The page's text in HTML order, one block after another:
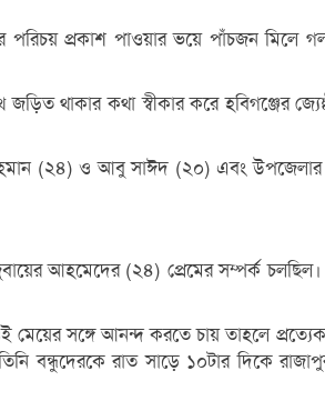
পরিচয় প্রকাশ পাওয়ার ভয়ে পাঁচজন মিলে
থাকার কথা স্বীকার করে হবিগঞ্জের
(২৪) ও আবু সাঈদ (২০) এবং উপজেলার
আহমেদের (২৪) প্রেমের সম্পর্ক চলছিল।
সঙ্গে আনন্দ করতে চায় তাহলে
বন্ধুদেরকে রাত সাড়ে ১০টার দিকে